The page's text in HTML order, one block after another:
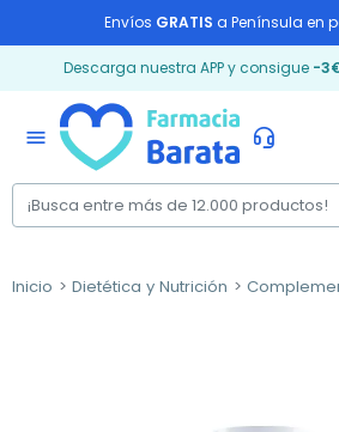
Envíos GRATIS a Península en
Descarga nuestra APP y consigue -
menu
Inicio Dietética y Nutrición